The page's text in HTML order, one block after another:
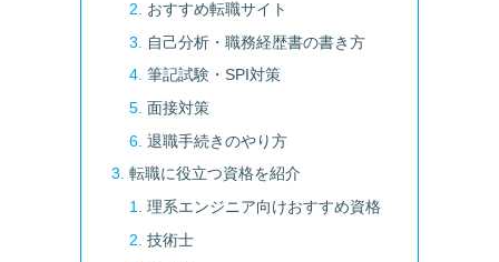
おすすめ転職サイト
自己分析・職務経歴書の書き方
筆記試験・SPI対策
面接対策
退職手続きのやり方
転職に役立つ資格を紹介
理系エンジニア向けおすすめ資格
技術士